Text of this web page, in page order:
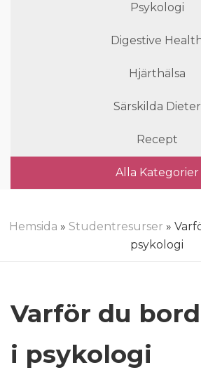
Psykologi
Digestive
Hjärthälsa
Särskilda Dieter
Recept
Alla Kategorier
Hemsida » Studentresurser »
psykologi
Varför du
i psykologi